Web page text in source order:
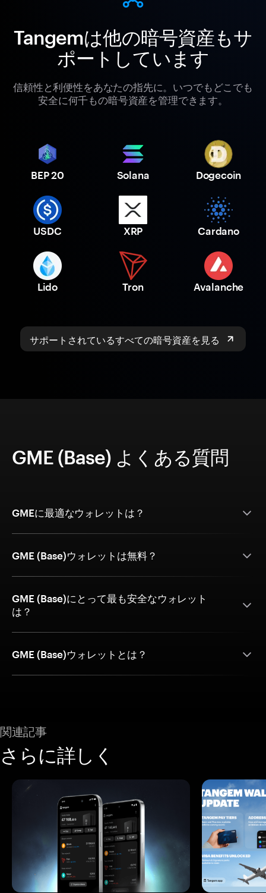
Tangemは他の暗号資産もサ
ポートしています
信頼性と利便性をあなたの指先に。いつでもどこでも
安全に何千もの暗号資産を管理できます。
BEP 20 Solana Dogecoin
USDC XRP Cardano
Lido Tron Avalanche
サポートされているすべての暗号資産を見る
GME (Base) よくある質問
GMEに最適なウォレットは？
GME (Base)ウォレットは無料？
GME (Base)にとって最も安全なウォレット
は？
GME (Base)ウォレットとは？
関連記事
さらに詳しく